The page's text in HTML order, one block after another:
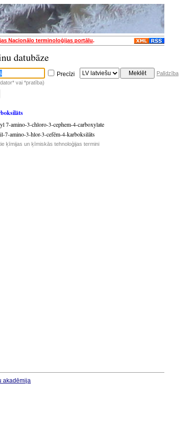
Nacionālo terminoloģijas portālu.
datubāze
Precīzi
Palīdzība
vai *pratība)
7-amino-3-chloro-3-cephem-4-carboxylate
7-amino-3-hlor-3-cefēm-4-karboksilāts
ķīmijas un ķīmiskās tehnoloģijas termini
akadēmija